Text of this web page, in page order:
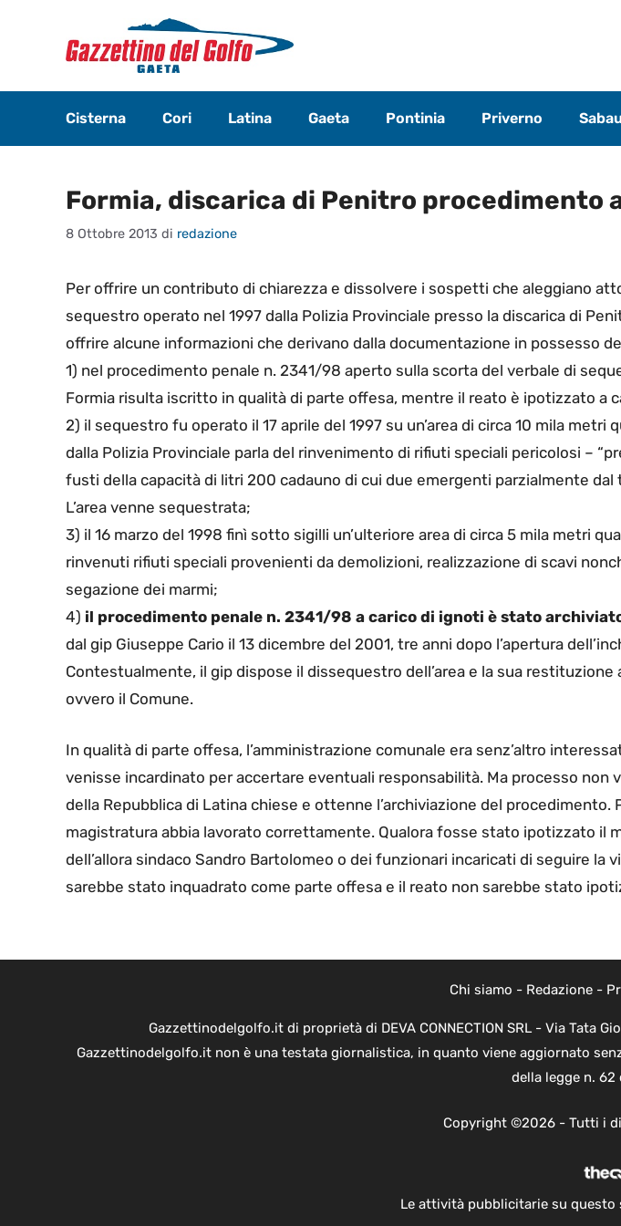
contenuto
Cisterna Cori Latina Gaeta Pontinia Priverno
Formia, discarica di Penitro procedimento
8 Ottobre 2013 di redazione
Per offrire un contributo di chiarezza e dissolvere i sospetti che aleggiano
sequestro operato nel 1997 dalla Polizia Provinciale presso la discarica di
offrire alcune informazioni che derivano dalla documentazione in possesso
1) nel procedimento penale n. 2341/98 aperto sulla scorta del verbale di
Formia risulta iscritto in qualità di parte offesa, mentre il reato è ipotizzato a
2) il sequestro fu operato il 17 aprile del 1997 su un’area di circa 10 mila metri
dalla Polizia Provinciale parla del rinvenimento di rifiuti speciali pericolosi –
fusti della capacità di litri 200 cadauno di cui due emergenti parzialmente dal
L’area venne sequestrata;
3) il 16 marzo del 1998 finì sotto sigilli un’ulteriore area di circa 5 mila metri
rinvenuti rifiuti speciali provenienti da demolizioni, realizzazione di scavi
segazione dei marmi;
4) il procedimento penale n. 2341/98 a carico di ignoti è stato
dal gip Giuseppe Cario il 13 dicembre del 2001, tre anni dopo l’apertura
Contestualmente, il gip dispose il dissequestro dell’area e la sua
ovvero il Comune.
In qualità di parte offesa, l’amministrazione comunale era senz’altro
venisse incardinato per accertare eventuali responsabilità. Ma processo non
della Repubblica di Latina chiese e ottenne l’archiviazione del procedimento.
magistratura abbia lavorato correttamente. Qualora fosse stato ipotizzato il
dell’allora sindaco Sandro Bartolomeo o dei funzionari incaricati di seguire la
sarebbe stato inquadrato come parte offesa e il reato non sarebbe stato
Chi siamo - Redazione-
Gazzettinodelgolfo.it di proprietà di DEVA CONNECTION SRL - Via Tata
Gazzettinodelgolfo.it non è una testata giornalistica, in quanto viene aggiornato
della legge n. 62
Copyright ©2026 - Tutti i
Le attività pubblicitarie su